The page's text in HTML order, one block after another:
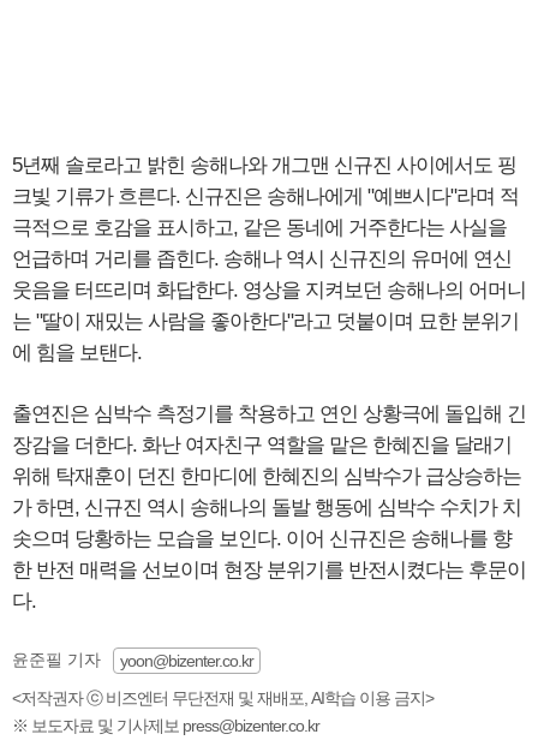
5년째 솔로라고 밝힌 송해나와 개그맨 신규진 사이에서도 핑
크빛 기류가 흐른다. 신규진은 송해나에게 "예쁘시다"라며 적
극적으로 호감을 표시하고, 같은 동네에 거주한다는 사실을
언급하며 거리를 좁힌다. 송해나 역시 신규진의 유머에 연신
웃음을 터뜨리며 화답한다. 영상을 지켜보던 송해나의 어머니
는 "딸이 재밌는 사람을 좋아한다"라고 덧붙이며 묘한 분위기
에 힘을 보탠다.
출연진은 심박수 측정기를 착용하고 연인 상황극에 돌입해 긴
장감을 더한다. 화난 여자친구 역할을 맡은 한혜진을 달래기
위해 탁재훈이 던진 한마디에 한혜진의 심박수가 급상승하는
가 하면, 신규진 역시 송해나의 돌발 행동에 심박수 수치가 치
솟으며 당황하는 모습을 보인다. 이어 신규진은 송해나를 향
한 반전 매력을 선보이며 현장 분위기를 반전시켰다는 후문이
다.
윤준필 기자
yoon@bizenter.co.kr
<저작권자 ⓒ 비즈엔터 무단전재 및 재배포, AI학습 이용 금지>
※ 보도자료 및 기사제보 press@bizenter.co.kr